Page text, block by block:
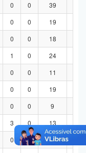
0 0 39
0 0 19
0 0 18
1 0 24
0 0 11
0 0 19
0 0 9
3 0 13
0 0 12